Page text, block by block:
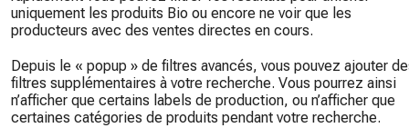
uniquement les produits Bio ou encore ne voir que les
producteurs avec des ventes directes en cours.
Depuis le « popup » de filtres avancés, vous pouvez ajouter
filtres supplémentaires à votre recherche. Vous pourrez ainsi
n’afficher que certains labels de production, ou n’afficher que
certaines catégories de produits pendant votre recherche.